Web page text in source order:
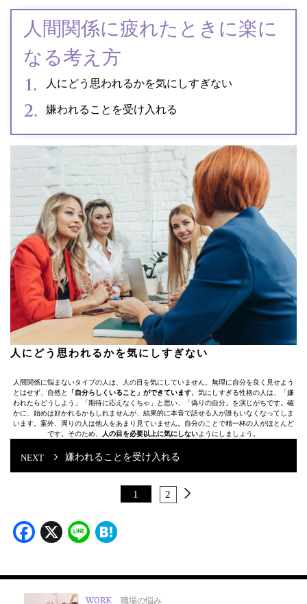
人間関係に疲れたときに楽に
なる考え方
人にどう思われるかを気にしすぎない
嫌われることを受け入れる
人にどう思われるかを気にしすぎない
人間関係に悩まないタイプの人は、人の目を気にしていません。無理に自分を良く見せよう
とはせず、自然と
「自分らしくいること」ができています 。気にしすぎる性格の人は、「嫌
われたらどうしよう」「期待に応えなくちゃ」と思い、「偽りの自分」を演じがちです。確
かに、始めは好かれるかもしれませんが、結果的に本音で話せる人が誰もいなくなってしま
います。案外、周りの人は他人をあまり見ていません。自分のことで精一杯の人がほとんど
です。そのため、
人の目を必要以上に気にしないようにしましょう。
嫌われることを受け入れる
1 2
Facebook
X Line
WORK 職場の悩み